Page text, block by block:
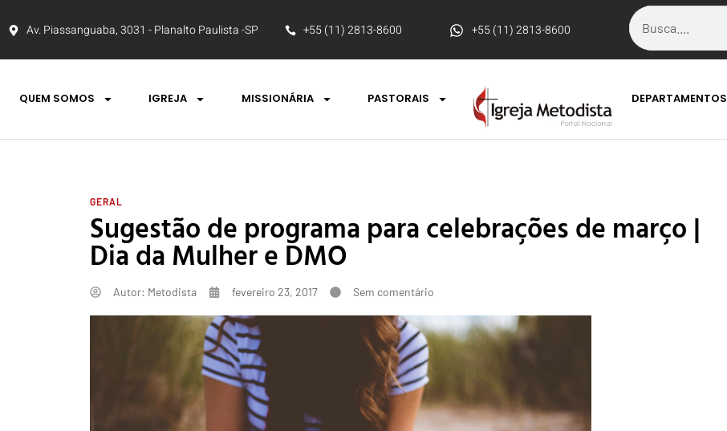
Av. Piassanguaba, 3031 - Planalto Paulista -SP +55 (11) 2813-8600 +55 (11) 2813-8600
QUEM SOMOS IGREJA MISSIONÁRIA PASTORAIS DEPARTAMENTOS
GERAL
Sugestão de programa para celebrações de março |
Dia da Mulher e DMO
Autor: Metodista fevereiro 23, 2017 Sem comentário